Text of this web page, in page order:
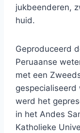
jukbeenderen,
huid.
Geproduceerd
Peruaanse
met een
werd het
in het Andes
Katholieke